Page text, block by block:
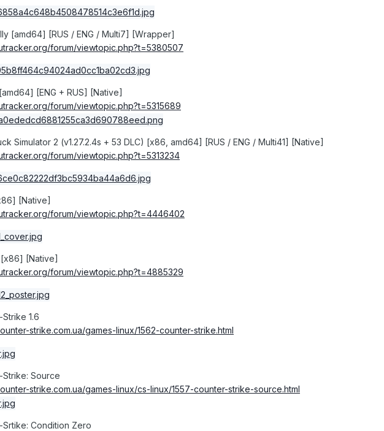
[amd64] [RUS / ENG / Multi7] [Wrapper]
.org/forum/viewtopic.php?t=5380507
[ENG + RUS] [Native]
.org/forum/viewtopic.php?t=5315689
Simulator 2 (v1.27.2.4s + 53 DLC) [x86, amd64] [RUS / ENG / Multi41] [Native]
.org/forum/viewtopic.php?t=5313234
[Native]
.org/forum/viewtopic.php?t=4446402
[Native]
.org/forum/viewtopic.php?t=4885329
1.6
strike.com.ua/games-linux/1562-counter-strike.html
Strike: Source
strike.com.ua/games-linux/cs-linux/1557-counter-strike-source.html
Srtike: Condition Zero